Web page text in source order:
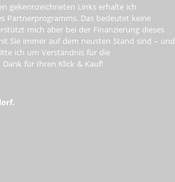
gekennzeichneten Links erhalte ich
Partnerprogramms. Das bedeutet keine
mich aber bei der Finanzierung dieses
Sie immer auf dem neusten Stand sind – und
ich um Verständnis für die
für Ihren Klick & Kauf!